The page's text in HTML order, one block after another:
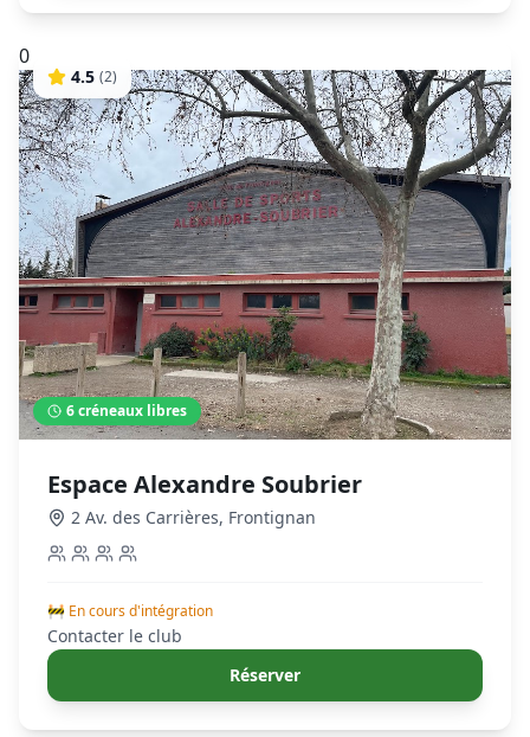
0
4.5 (2)
6créneaux libres
Espace Alexandre Soubrier
2 Av. des Carrières, Frontignan
🚧 En cours d'intégration
Contacter le club
Réserver